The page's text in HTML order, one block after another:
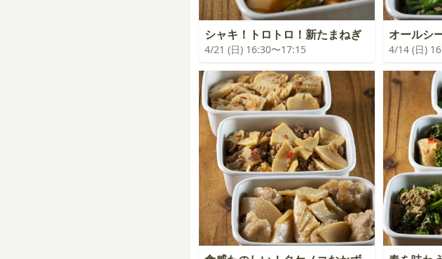
シャキ！トロトロ！新たまねぎ
4/21 (日) 16:30〜17:15
オールシ
4/14 (日)